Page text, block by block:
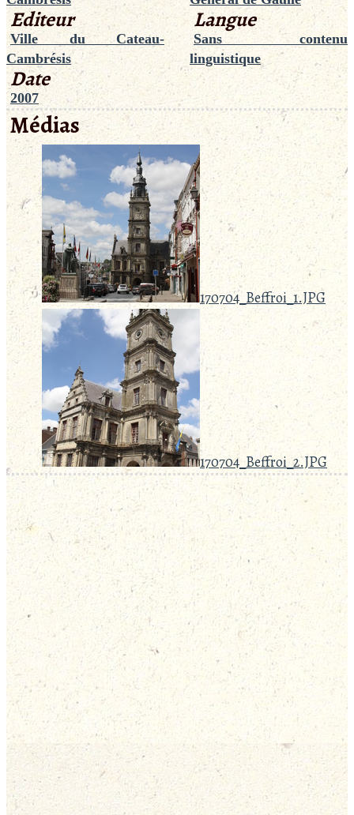
Editeur
Ville du Cateau-
Cambrésis
Date
2007
Langue
Sans contenu
linguistique
Médias
170704_Beffroi_1.JPG
170704_Beffroi_2.JPG